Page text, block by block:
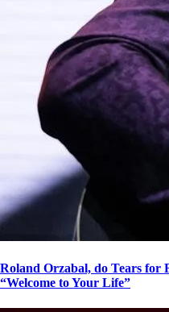
Roland Orzabal, do Tears for
“Welcome to Your Life”